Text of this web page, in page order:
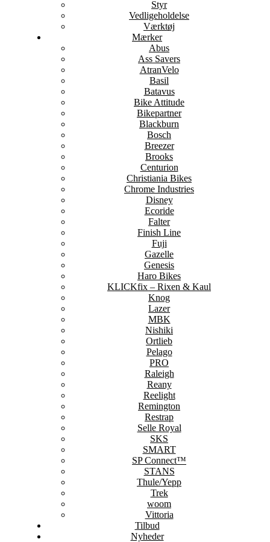
Styr
Vedligeholdelse
Værktøj
Mærker
Abus
Ass Savers
AtranVelo
Basil
Batavus
Bike Attitude
Bikepartner
Blackburn
Bosch
Breezer
Brooks
Centurion
Christiania Bikes
Chrome Industries
Disney
Ecoride
Falter
Finish Line
Fuji
Gazelle
Genesis
Haro Bikes
KLICKfix – Rixen & Kaul
Knog
Lazer
MBK
Nishiki
Ortlieb
Pelago
PRO
Raleigh
Reany
Reelight
Remington
Restrap
Selle Royal
SKS
SMART
SP Connect™
STANS
Thule/Yepp
Trek
woom
Vittoria
Tilbud
Nyheder